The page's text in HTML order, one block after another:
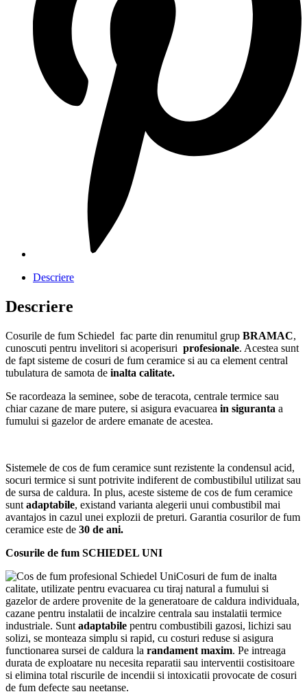
Descriere
Descriere
Cosurile de fum Schiedel fac parte din renumitul grup BRAMAC,
cunoscuti pentru invelitori si acoperisuri profesionale. Acestea sunt
de fapt sisteme de cosuri de fum ceramice si au ca element central
tubulatura de samota de inalta calitate.
Se racordeaza la seminee, sobe de teracota, centrale termice sau
chiar cazane de mare putere, si asigura evacuarea in siguranta a
fumului si gazelor de ardere emanate de acestea.
Sistemele de cos de fum ceramice sunt rezistente la condensul acid,
socuri termice si sunt potrivite indiferent de combustibilul utilizat sau
de sursa de caldura. In plus, aceste sisteme de cos de fum ceramice
sunt adaptabile, existand varianta alegerii unui combustibil mai
avantajos in cazul unei explozii de preturi. Garantia cosurilor de fum
ceramice este de 30 de ani.
Cosurile de fum SCHIEDEL UNI
Cosuri de fum de inalta
calitate, utilizate pentru evacuarea cu tiraj natural a fumului si
gazelor de ardere provenite de la generatoare de caldura individuala,
cazane pentru instalatii de incalzire centrala sau instalatii termice
industriale. Sunt adaptabile pentru combustibili gazosi, lichizi sau
solizi, se monteaza simplu si rapid, cu costuri reduse si asigura
functionarea sursei de caldura la randament maxim. Pe intreaga
durata de exploatare nu necesita reparatii sau interventii costisitoare
si elimina total riscurile de incendii si intoxicatii provocate de cosuri
de fum defecte sau neetanse.